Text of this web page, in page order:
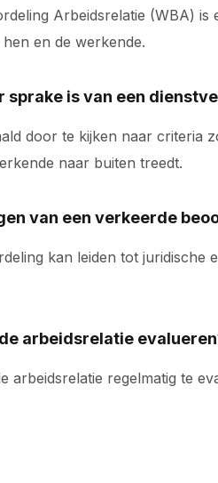
Arbeidsrelatie (WBA)
en de werkende.
sprake is van een
door te kijken naar criteria
naar buiten treedt.
van een verkeerde
kan leiden tot
arbeidsrelatie
arbeidsrelatie regelmatig te